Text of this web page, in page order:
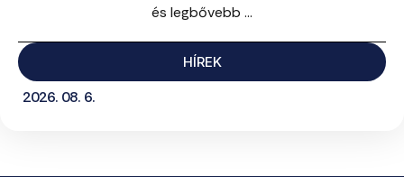
és legbővebb ...
HÍREK
2026. 08. 6.